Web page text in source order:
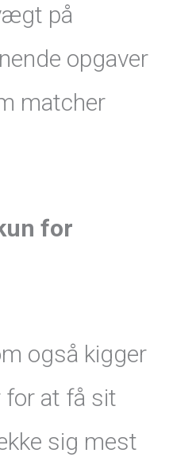
på
opgaver
matcher
for
også kigger
for at få sit
sig mest